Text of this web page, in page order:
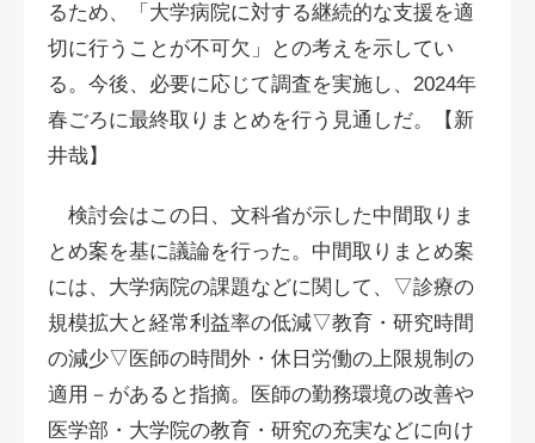
るため、「大学病院に対する継続的な支援を適
切に行うことが不可欠」との考えを示してい
る。今後、必要に応じて調査を実施し、2024年
春ごろに最終取りまとめを行う見通しだ。【新
井哉】
検討会はこの日、文科省が示した中間取りま
とめ案を基に議論を行った。中間取りまとめ案
には、大学病院の課題などに関して、▽診療の
規模拡大と経常利益率の低減▽教育・研究時間
の減少▽医師の時間外・休日労働の上限規制の
適用－があると指摘。医師の勤務環境の改善や
医学部・大学院の教育・研究の充実などに向け